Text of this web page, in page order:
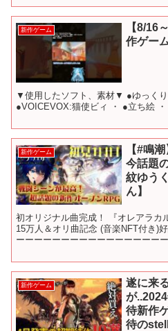
新作ゲーム
【8/16
作ゲー
▼使用したソフト、素材▼ ●ゆっくり
●VOICEVOX:猫使ビィ ・ ●立ち絵
新作ゲーム
【#鳴
今話題
紋ゆう
ん】
初オリジナル曲完成！ 『オレアラカ
15万人＆オリ曲記念 (音楽NFT付き)
ーーーーーーーーーーーーーーーー
新作ゲーム
遂に来
が
待新作
待の